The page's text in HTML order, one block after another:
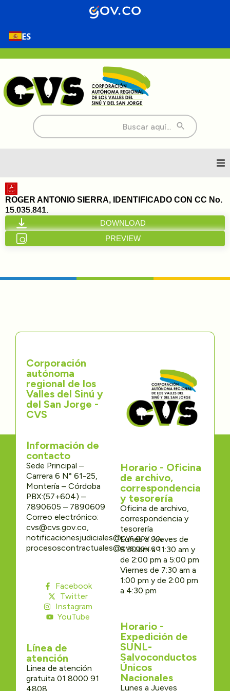
ES
Buscar:
Inicio
Nosotros
Directorios
Contáctenos
ROGER ANTONIO SIERRA, IDENTIFICADO CON CC No.
15.035.841.
DOWNLOAD
PREVIEW
Corporación
autónoma
regional de los
Valles del Sinú y
del San Jorge -
CVS
Información de
contacto
Sede Principal –
Carrera 6 N° 61-25,
Montería – Córdoba
PBX:(57+604) –
7890605 – 7890609
Correo electrónico:
cvs@cvs.gov.co,
notificacionesjudiciales@cvs.gov.co,
procesoscontractuales@cvs.gov.co
Facebook
Twitter
Instagram
YouTube
Línea de
atención
Linea de atención
gratuita 01 8000 91
4808
Horario - Oficina
de archivo,
correspondencia
y tesorería
Oficina de archivo,
correspondencia y
tesorería
Lunes a Jueves de
8:30 am a 11:30 am y
de 2:00 pm a 5:00 pm
Viernes de 7:30 am a
1:00 pm y de 2:00 pm
a 4:30 pm
Horario -
Expedición de
SUNL-
Salvoconductos
Únicos
Nacionales
Lunes a Jueves